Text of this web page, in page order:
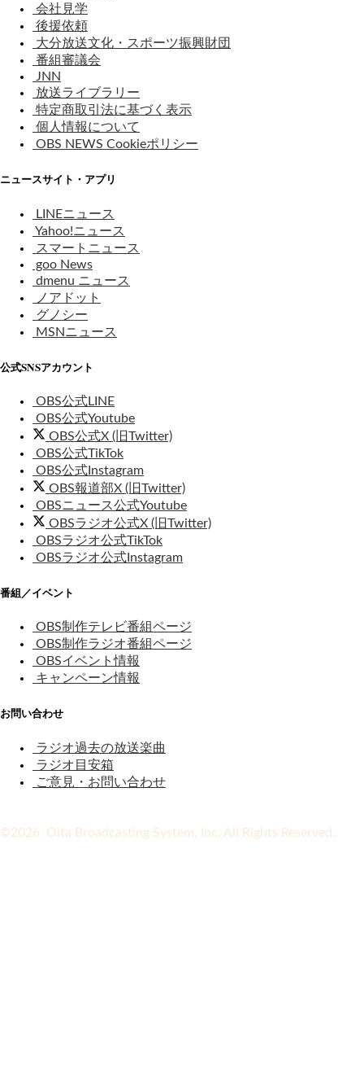
会社見学
後援依頼
大分放送文化・スポーツ振興財団
番組審議会
JNN
放送ライブラリー
特定商取引法に基づく表示
個人情報について
OBS NEWS Cookieポリシー
ニュースサイト・アプリ
LINEニュース
Yahoo!ニュース
スマートニュース
goo News
dmenu ニュース
ノアドット
グノシー
MSNニュース
公式SNSアカウント
OBS公式LINE
OBS公式Youtube
OBS公式X (旧Twitter)
OBS公式TikTok
OBS公式Instagram
OBS報道部X (旧Twitter)
OBSニュース公式Youtube
OBSラジオ公式X (旧Twitter)
OBSラジオ公式TikTok
OBSラジオ公式Instagram
番組／イベント
OBS制作テレビ番組ページ
OBS制作ラジオ番組ページ
OBSイベント情報
キャンペーン情報
お問い合わせ
ラジオ過去の放送楽曲
ラジオ目安箱
ご意見・お問い合わせ
©2026 Oita Broadcasting System, Inc. All Rights Reserved.